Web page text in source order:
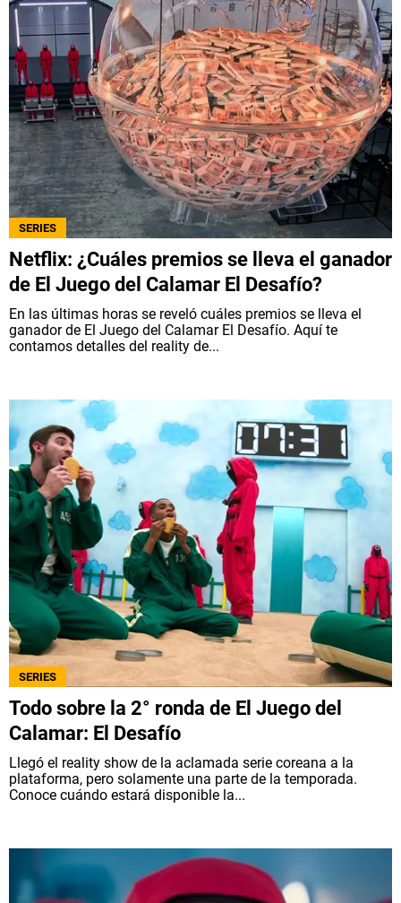
SERIES
Netflix: ¿Cuáles premios se lleva el ganador
de El Juego del Calamar El Desafío?
En las últimas horas se reveló cuáles premios se lleva el
ganador de El Juego del Calamar El Desafío. Aquí te
contamos detalles del reality de...
SERIES
Todo sobre la 2° ronda de El Juego del
Calamar: El Desafío
Llegó el reality show de la aclamada serie coreana a la
plataforma, pero solamente una parte de la temporada.
Conoce cuándo estará disponible la...